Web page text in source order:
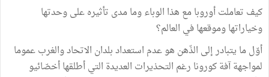
كيف تعاملت أوروبا مع هذا الوباء وما مدى تأثيره على وحدتها
وخياراتها وموقعها في العالم؟
أوّل ما يتبادر إلى الذّهن هو عدم استعداد بلدان الاتحاد والغرب عموما
لمواجهة آفة كورونا رغم التحذيرات العديدة التي أطلقها أخصّائيو